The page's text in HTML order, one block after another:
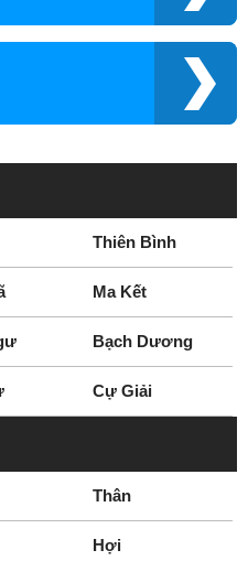
Thiên Bình
Ma Kết
Bạch Dương
Cự Giải
Thân
Hợi